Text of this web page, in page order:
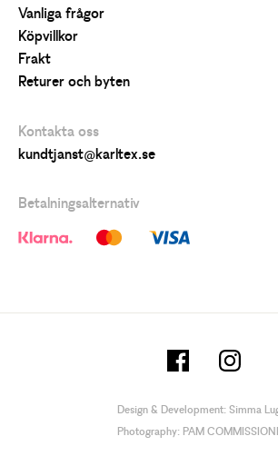
Vanliga frågor
Köpvillkor
Frakt
Returer och byten
Kontakta oss
kundtjanst@karltex.se
Betalningsalternativ
Design & Development: Simma
Photography: PAM